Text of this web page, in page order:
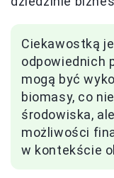
Ciekawostką
odpowiednich
mogą być
biomasy, co
środowiska,
możliwości
w kontekście